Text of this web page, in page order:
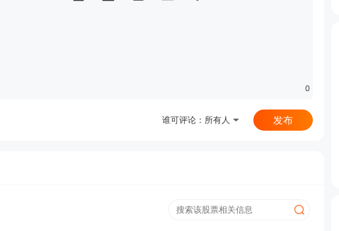
0
谁可评论： 所有人 发布